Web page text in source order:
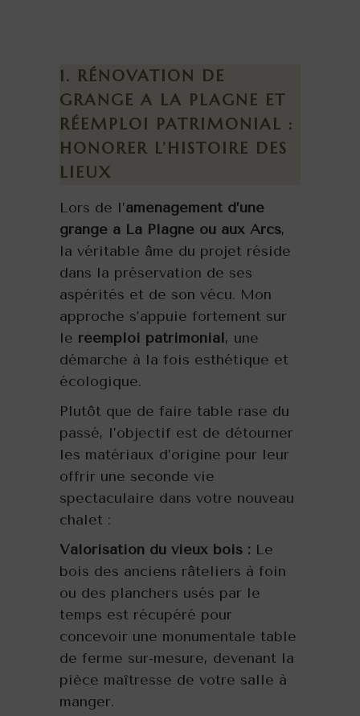
1. RÉNOVATION DE
GRANGE A LA PLAGNE ET
RÉEMPLOI PATRIMONIAL :
HONORER L’HISTOIRE DES
LIEUX
Lors de l’aménagement d’une
grange à La Plagne ou aux Arcs,
la véritable âme du projet réside
dans la préservation de ses
aspérités et de son vécu. Mon
approche s’appuie fortement sur
le réemploi patrimonial, une
démarche à la fois esthétique et
écologique.
Plutôt que de faire table rase du
passé, l’objectif est de détourner
les matériaux d’origine pour leur
offrir une seconde vie
spectaculaire dans votre nouveau
chalet :
Valorisation du vieux bois : Le
bois des anciens râteliers à foin
ou des planchers usés par le
temps est récupéré pour
concevoir une monumentale table
de ferme sur-mesure, devenant la
pièce maîtresse de votre salle à
manger.